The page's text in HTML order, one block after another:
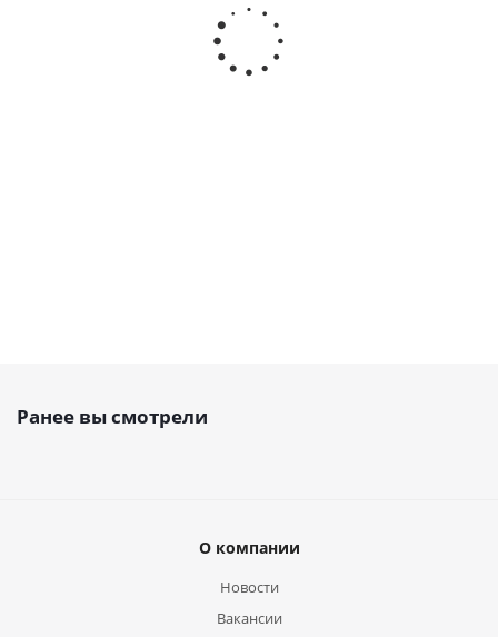
Ремень зубчатый PU 245
Ремень зубчатый PU 780
Ранее вы смотрели
О компании
Новости
Вакансии